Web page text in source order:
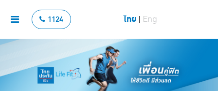
1124 ไทย Eng